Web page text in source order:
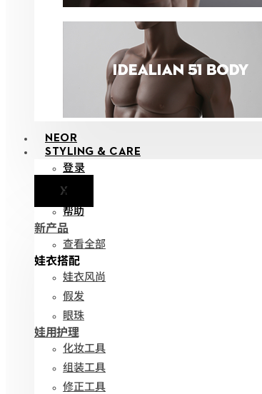
NEOR
STYLING & CARE
登录
X通知
帮助
新产品
查看全部
娃衣搭配
娃衣风尚
假发
眼珠
娃用护理
化妆工具
组装工具
修正工具